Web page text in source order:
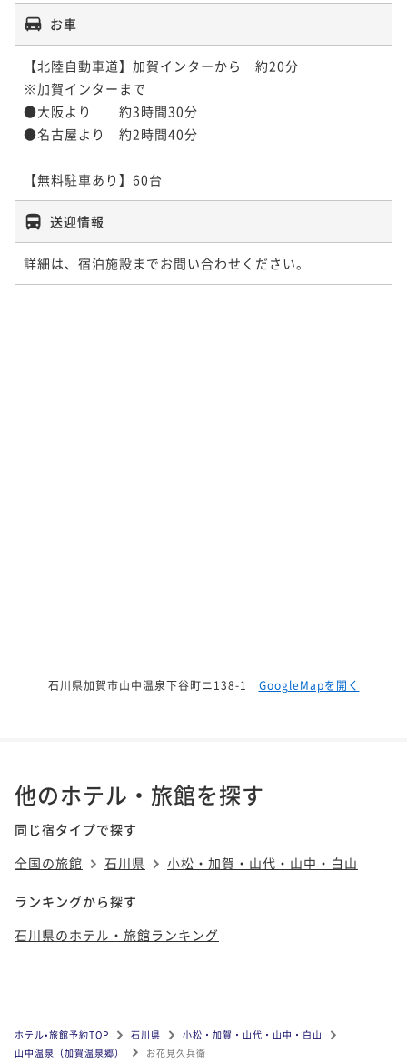
お車
【北陸自動車道】加賀インターから　約20分
※加賀インターまで
●大阪より　　約3時間30分
●名古屋より　約2時間40分
送迎情報
詳細は、宿泊施設までお問い合わせください。
石川県加賀市山中温泉下谷町ニ138-1 GoogleMapを開く
他のホテル・旅館を探す
同じ宿タイプで探す
全国の旅館
石川県 小松・加賀・山代・山中・白山
ランキングから探す
石川県のホテル・旅館ランキング
ホテル•旅館予約TOP 石川県
小松・加賀・山代・山中・白山
山中温泉（加賀温泉郷）
お花見久兵衛